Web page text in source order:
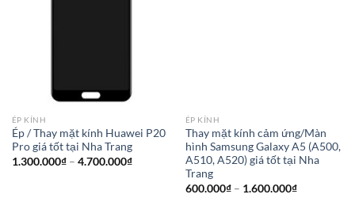
ÉP KÍNH
Ép / Thay mặt kính Huawei P20
Pro giá tốt tại Nha Trang
1.300.000₫ – 4.700.000₫Khoảng
1.300.000₫
ÉP KÍNH
Thay mặt kính cảm ứng/Màn
hình Samsung Galaxy A5 (A500,
A510, A520) giá tốt tại Nha
Trang
600.000₫ – 1.600.000₫Khoảng